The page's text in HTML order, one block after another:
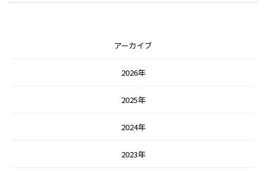
アーカイブ
2026年
2025年
2024年
2023年